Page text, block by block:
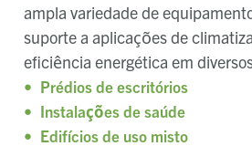
ampla variedade de
suporte a aplicações de
eficiência energética em
Prédios de escritórios
Instalações de saúde
Edifícios de uso misto